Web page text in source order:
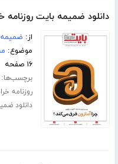
دانلود ضمیمه بایت روزنامه
از: ضمیمه
موضوع:
۱۶ صفحه
روزنامه
دانلود